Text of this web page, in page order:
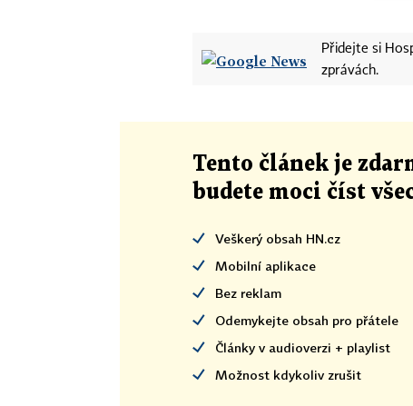
Přidejte si
zprávách.
Tento článek je
budete moci číst
Veškerý obsah HN.cz
Mobilní aplikace
Bez reklam
Odemykejte obsah pro přátele
Články v audioverzi + playlist
Možnost kdykoliv zrušit